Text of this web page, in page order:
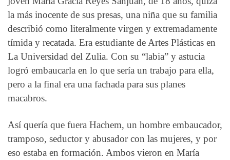
la más inocente de sus presas, una niña que su familia
describió como literalmente virgen y extremadamente
tímida y recatada. Era estudiante de Artes Plásticas en
La Universidad del Zulia. Con su “labia” y astucia
logró embaucarla en lo que sería un trabajo para ella,
pero a la final era una fachada para sus planes
macabros.
Así quería que fuera Hachem, un hombre embaucador,
tramposo, seductor y abusador con las mujeres, y por
eso estaba en formación. Ambos vieron en María